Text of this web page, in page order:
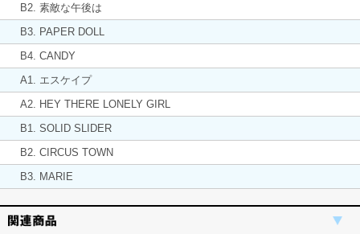
B2. 素敵な午後は
B3. PAPER DOLL
B4. CANDY
A1. エスケイプ
A2. HEY THERE LONELY GIRL
B1. SOLID SLIDER
B2. CIRCUS TOWN
B3. MARIE